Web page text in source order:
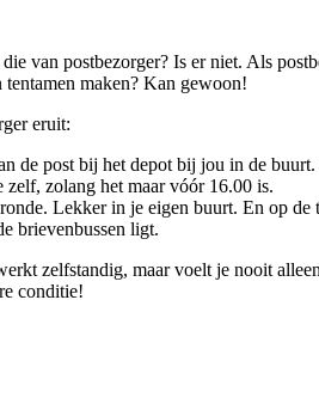
van postbezorger? Is er niet. Als
maken? Kan gewoon!
eruit:
de post bij het depot bij jou in de
zelf, zolang het maar vóór 16.00 is.
Lekker in je eigen buurt. En op
brievenbussen ligt.
zelfstandig, maar voelt je nooit
conditie!